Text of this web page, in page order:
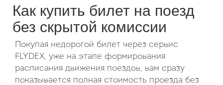
Как купить билет на поезд
без скрытой комиссии
Покупая недорогой билет через сервис
FLYDEX, уже на этапе формирования
расписания движения поездов, вам сразу
показывается полная стоимость проезда без